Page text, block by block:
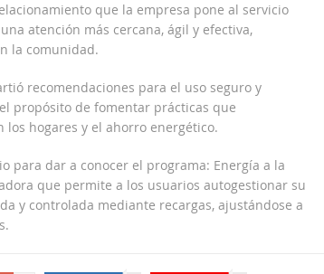
que la empresa pone al servicio
atención más cercana, ágil y efectiva,
la comunidad.
recomendaciones para el uso seguro y
propósito de fomentar prácticas que
hogares y el ahorro energético.
para dar a conocer el programa: Energía a la
que permite a los usuarios autogestionar su
y controlada mediante recargas, ajustándose a
Delwin Jiménez, nuevo Contralor
Departamental del Cesar